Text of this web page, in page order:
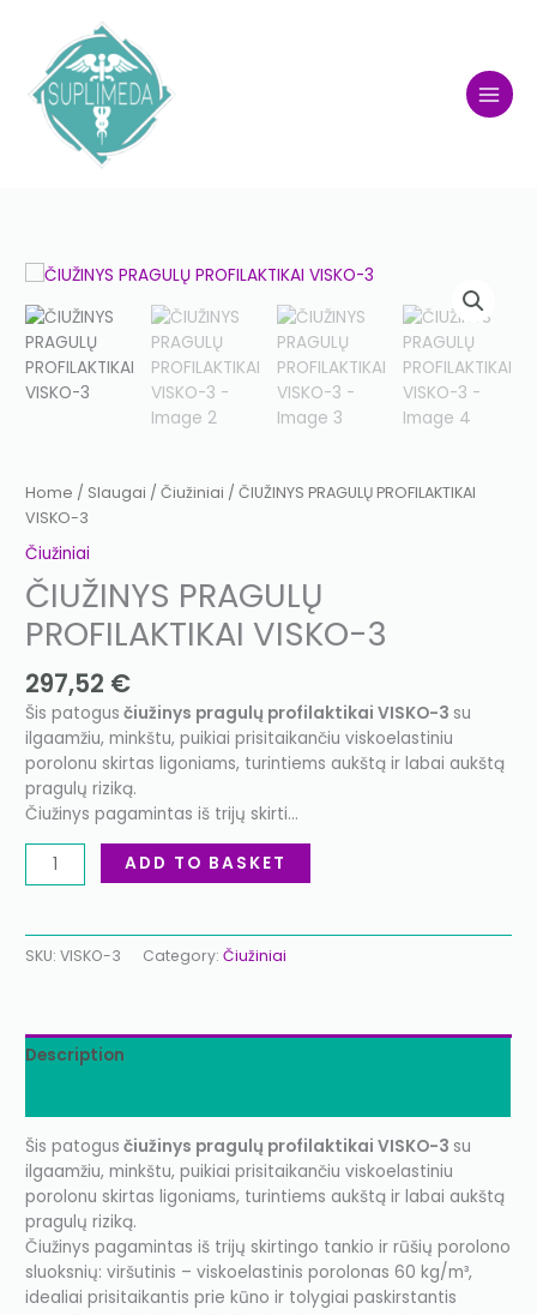
content
Home / Slaugai /Čiužiniai / ČIUŽINYS PRAGULŲ PROFILAKTIKAI
VISKO-3
Čiužiniai
ČIUŽINYS PRAGULŲ
PROFILAKTIKAI VISKO-3
297,52 €
Šis patogus čiužinys pragulų profilaktikai VISKO-3 su
ilgaamžiu, minkštu, puikiai prisitaikančiu viskoelastiniu
porolonu skirtas ligoniams, turintiems aukštą ir labai aukštą
pragulų riziką.
Čiužinys pagamintas iš trijų skirti…
ČIUŽINYS
PRAGULŲ
PROFILAKTIKAI
VISKO-
3
quantity
ADD TO BASKET
SKU:VISKO-3 Category:Čiužiniai
Description
Šis patogus čiužinys pragulų profilaktikai VISKO-3 su
ilgaamžiu, minkštu, puikiai prisitaikančiu viskoelastiniu
porolonu skirtas ligoniams, turintiems aukštą ir labai aukštą
pragulų riziką.
Čiužinys pagamintas iš trijų skirtingo tankio ir rūšių porolono
sluoksnių: viršutinis – viskoelastinis porolonas 60 kg/m³,
idealiai prisitaikantis prie kūno ir tolygiai paskirstantis